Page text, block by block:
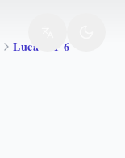
Luca 3 1 6